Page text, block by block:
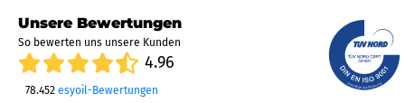
Unsere Bewertungen
So bewerten uns unsere Kunden
4.96
78.452 esyoil-Bewertungen